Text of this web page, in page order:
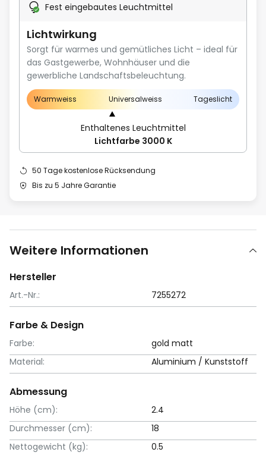
Fest eingebautes Leuchtmittel
Lichtwirkung
Sorgt für warmes und gemütliches Licht – ideal für
das Gastgewerbe, Wohnhäuser und die
gewerbliche Landschaftsbeleuchtung.
Warmweiss Universalweiss Tageslicht
Enthaltenes Leuchtmittel
Lichtfarbe 3000 K
50 Tage kostenlose Rücksendung
Bis zu 5 Jahre Garantie
Weitere Informationen
Hersteller
Art.-Nr.: 7255272
Farbe & Design
Farbe:
gold matt
Material:
Aluminium / Kunststoff
Abmessung
Höhe (cm):
2.4
Durchmesser (cm):
18
Nettogewicht (kg):
0.5